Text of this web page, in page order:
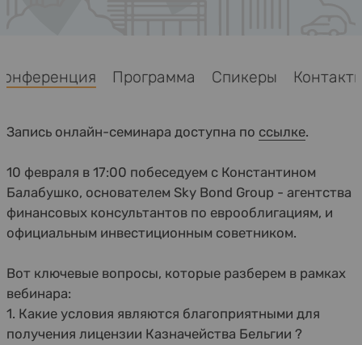
Конференция Программа Спикеры
Запись онлайн-семинара доступна по ссылке.
10 февраля в 17:00 побеседуем с Константином
Балабушко, основателем Sky Bond Group - агентства
финансовых консультантов по еврооблигациям, и
официальным инвестиционным советником.
Вот ключевые вопросы, которые разберем в рамках
вебинара:
1. Какие условия являются благоприятными для
получения лицензии Казначейства Бельгии ?